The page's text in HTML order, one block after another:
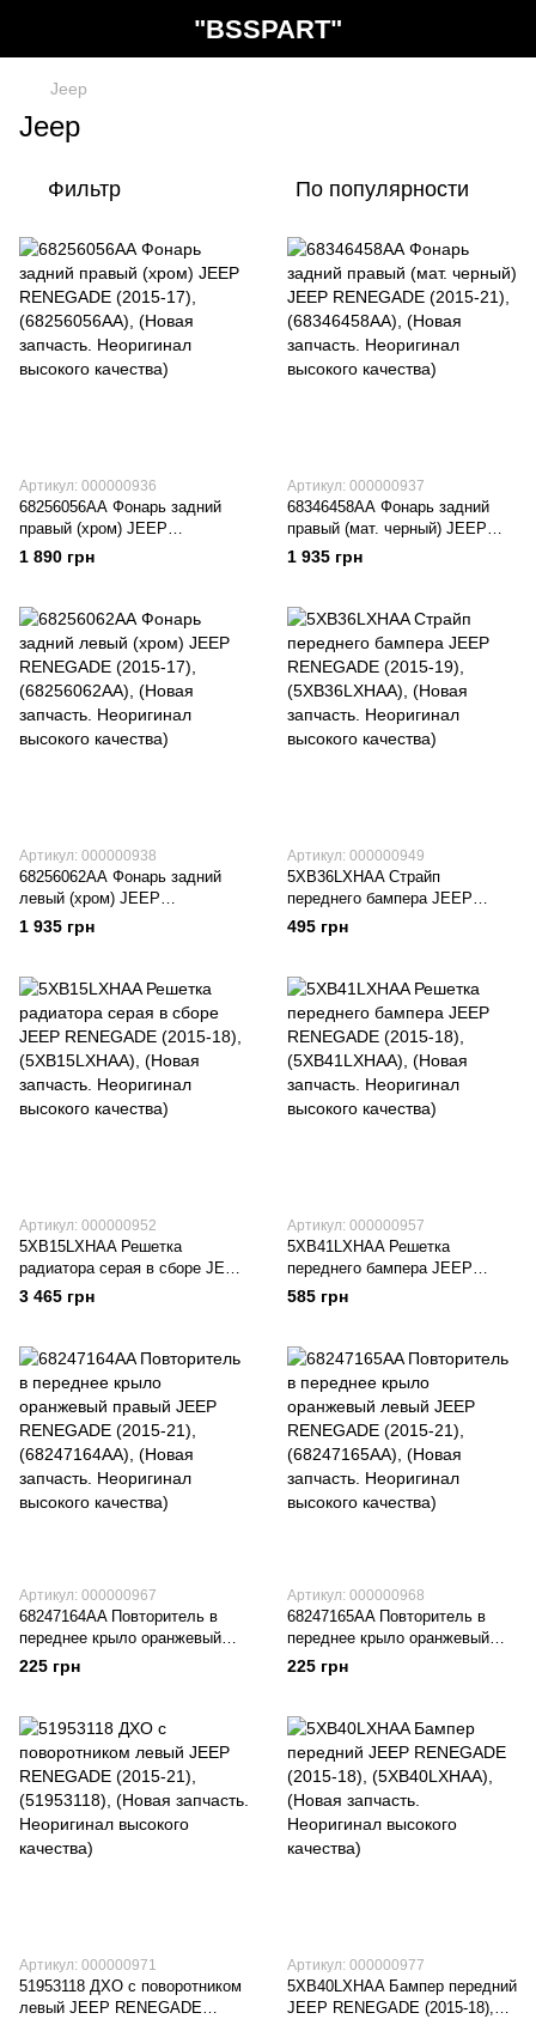
"BSSPART"
Jeep
Jeep
Фильтр По популярности
Артикул: 000000936
68256056АА Фонарь задний
правый (хром) JEEP
RENEGADE (2015-17),
(68256056АА), (Новая
качества)
1 890 грн
Артикул: 000000937
68346458АА Фонарь задний
правый (мат. черный) JEEP
RENEGADE (2015-21),
(68346458АА), (Новая
качества)
1 935 грн
Артикул: 000000938
68256062АА Фонарь задний
левый (хром) JEEP
RENEGADE (2015-17),
(68256062АА), (Новая
качества)
1 935 грн
Артикул: 000000949
5XB36LXHAA Страйп
переднего бампера JEEP
RENEGADE (2015-19),
(5XB36LXHAA), (Новая
качества)
495 грн
Артикул: 000000952
5XB15LXHAA Решетка
радиатора серая в сборе JEEP
RENEGADE (2015-18),
(5XB15LXHAA), (Новая
качества)
3 465 грн
Артикул: 000000957
5XB41LXHAA Решетка
переднего бампера JEEP
RENEGADE (2015-18),
(5XB41LXHAA), (Новая
качества)
585 грн
Артикул: 000000967
68247164AA Повторитель в
переднее крыло оранжевый
правый JEEP RENEGADE
(2015-21), (68247164AA),
высокого качества)
225 грн
Артикул: 000000968
68247165AA Повторитель в
переднее крыло оранжевый
левый JEEP RENEGADE
(2015-21), (68247165AA),
высокого качества)
225 грн
Артикул: 000000971
51953118 ДХО с поворотником
левый JEEP RENEGADE
Артикул: 000000977
5XB40LXHAA Бампер передний
JEEP RENEGADE (2015-18),